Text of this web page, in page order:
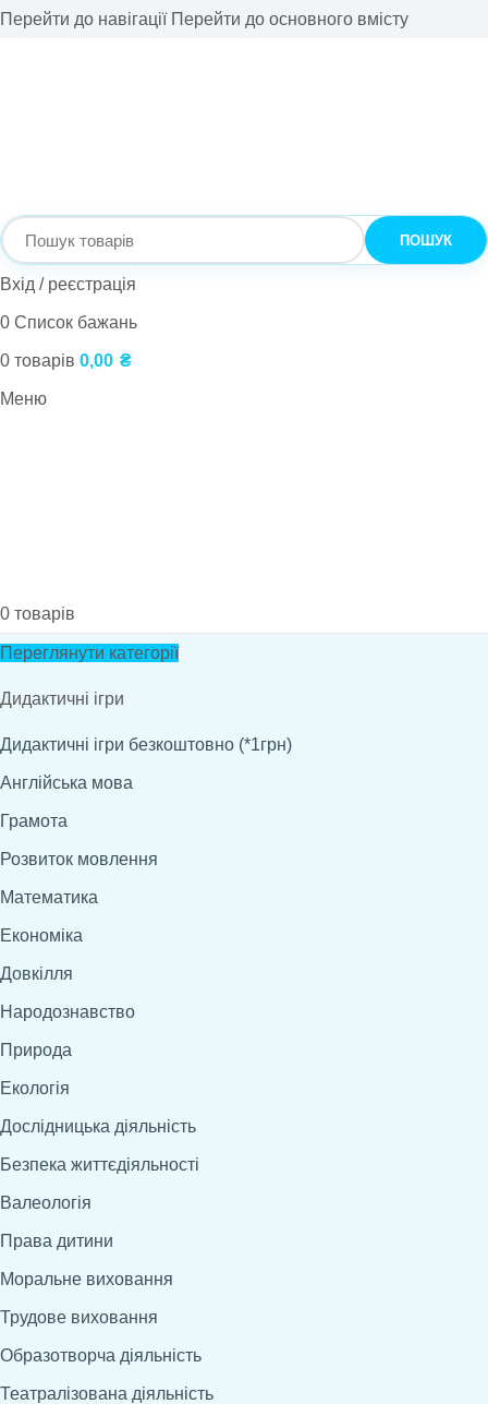
Перейти до навігації Перейти до основного вмісту
ПОШУК
Вхід / реєстрація
0 Список бажань
0 товарів 0,00 ₴
Меню
0 товарів
Переглянути категорії
Дидактичні ігри
Дидактичні ігри безкоштовно (*1грн)
Англійська мова
Грамота
Розвиток мовлення
Математика
Економіка
Довкілля
Народознавство
Природа
Екологія
Дослідницька діяльність
Безпека життєдіяльності
Валеологія
Права дитини
Моральне виховання
Трудове виховання
Образотворча діяльність
Театралізована діяльність